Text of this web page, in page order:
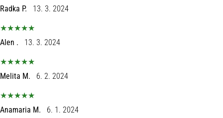
Radka P. 13. 3. 2024
Alen . 13. 3. 2024
Melita M. 6. 2. 2024
Anamaria M. 6. 1. 2024